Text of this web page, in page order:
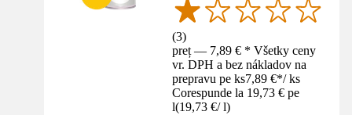
(3)
preț — 7,89 € * Všetky ceny
vr. DPH a bez nákladov na
prepravu pe ks7,89 €*/ ks
Corespunde la 19,73 € pe
l(19,73 €/ l)